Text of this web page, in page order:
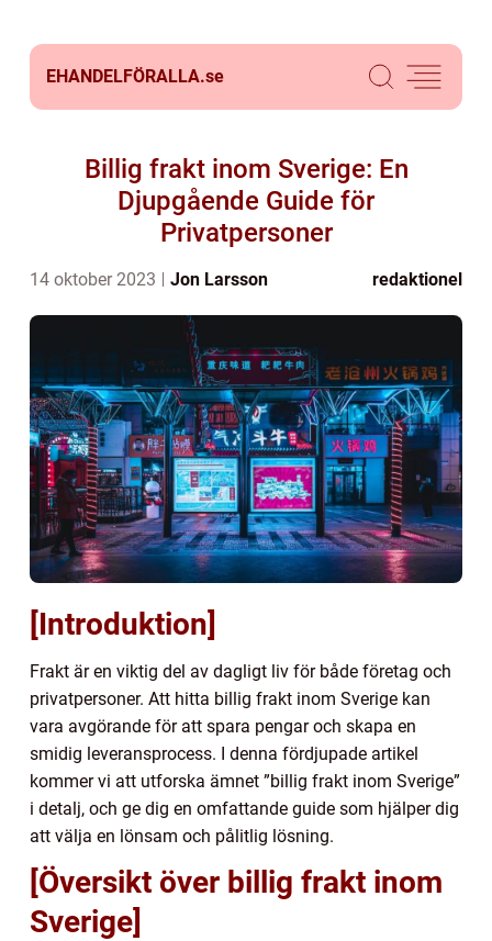
EHANDELFÖRALLA.se
Billig frakt inom Sverige: En
Djupgående Guide för
Privatpersoner
14 oktober 2023 Jon Larsson redaktionel
[Introduktion]
Frakt är en viktig del av dagligt liv för både företag och
privatpersoner. Att hitta billig frakt inom Sverige kan
vara avgörande för att spara pengar och skapa en
smidig leveransprocess. I denna fördjupade artikel
kommer vi att utforska ämnet ”billig frakt inom Sverige”
i detalj, och ge dig en omfattande guide som hjälper dig
att välja en lönsam och pålitlig lösning.
[Översikt över billig frakt inom
Sverige]